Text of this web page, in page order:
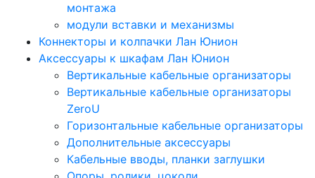
монтажа
модули вставки и механизмы
Коннекторы и колпачки Лан Юнион
Аксессуары к шкафам Лан Юнион
Вертикальные кабельные организаторы
Вертикальные кабельные организаторы
ZeroU
Горизонтальные кабельные организаторы
Дополнительные аксессуары
Кабельные вводы, планки заглушки